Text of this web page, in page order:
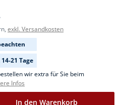
exkl. Versandkosten
21 Tage
wir extra für Sie beim
Infos
In den Warenkorb